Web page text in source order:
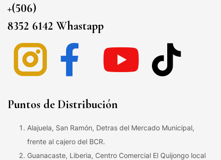
+(506)
8352 6142 Whastapp
Puntos de Distribución
Alajuela, San Ramón, Detras del Mercado Municipal,
frente al cajero del BCR.
Guanacaste, Liberia, Centro Comercial El Quijongo local